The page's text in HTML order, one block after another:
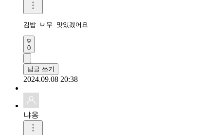
김밥 너무 맛있겠어요
0
답글 쓰기
2024.09.08 20:38
냐옹